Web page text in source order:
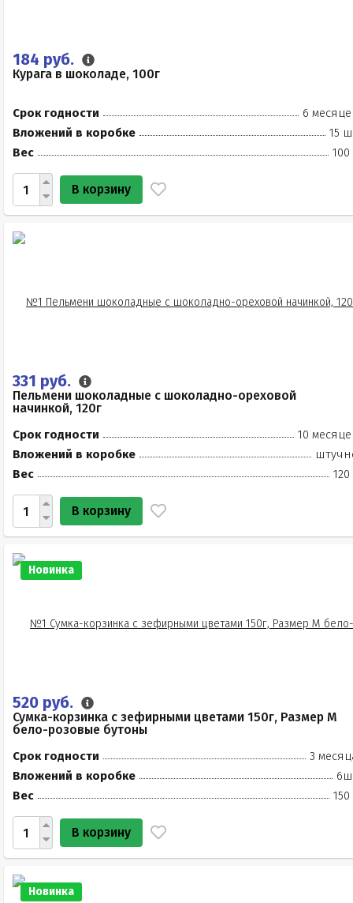
184 руб.
Курага в шоколаде, 100г
Срок годности
6
Вложений в коробке
15
Вес
100
В корзину
331 руб.
Пельмени шоколадные с шоколадно-ореховой
начинкой, 120г
Срок годности
10
Вложений в коробке
Вес
120
В корзину
Новинка
520 руб.
Сумка-корзинка с зефирными цветами 150г, Размер М
бело-розовые бутоны
Срок годности
3
Вложений в коробке
Вес
150
В корзину
Новинка